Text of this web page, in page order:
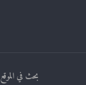
بحث في الموقع